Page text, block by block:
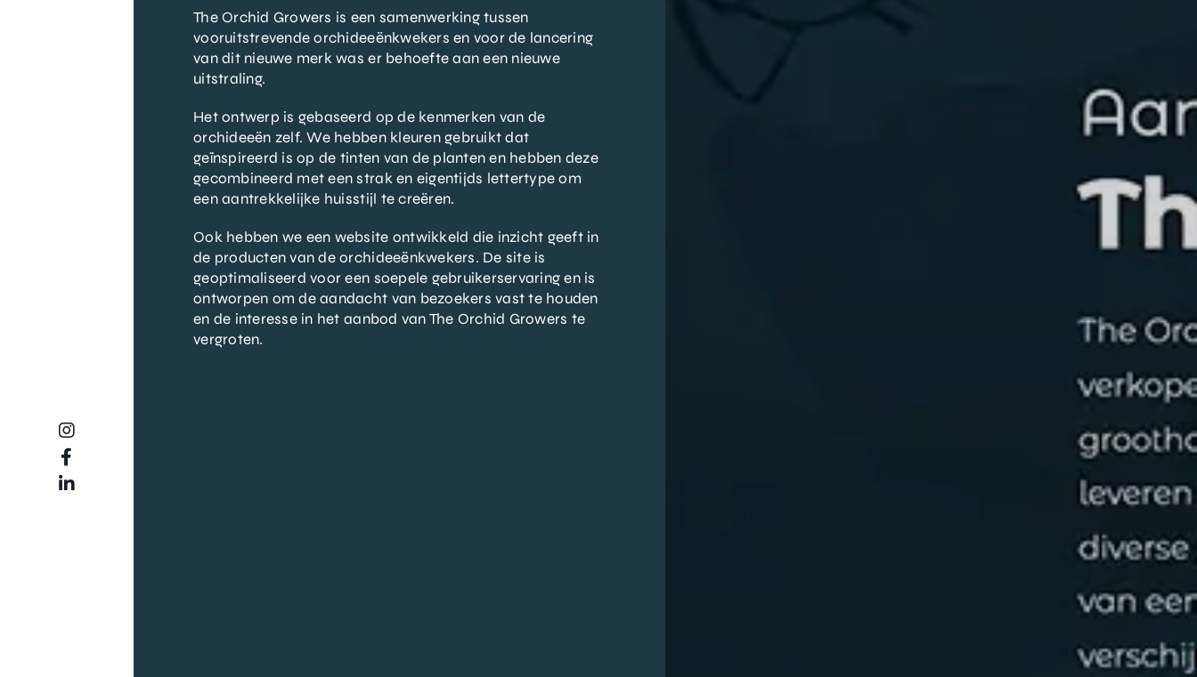
The Orchid Growers is een samenwerking tussen
vooruitstrevende orchideeënkwekers en voor de lancering
van dit nieuwe merk was er behoefte aan een nieuwe
uitstraling.
Het ontwerp is gebaseerd op de kenmerken van de
orchideeën zelf. We hebben kleuren gebruikt dat
geïnspireerd is op de tinten van de planten en hebben deze
gecombineerd met een strak en eigentijds lettertype om
een aantrekkelijke huisstijl te creëren.
Ook hebben we een website ontwikkeld die inzicht geeft in
de producten van de orchideeënkwekers. De site is
geoptimaliseerd voor een soepele gebruikerservaring en is
ontworpen om de aandacht van bezoekers vast te houden
en de interesse in het aanbod van The Orchid Growers te
vergroten.